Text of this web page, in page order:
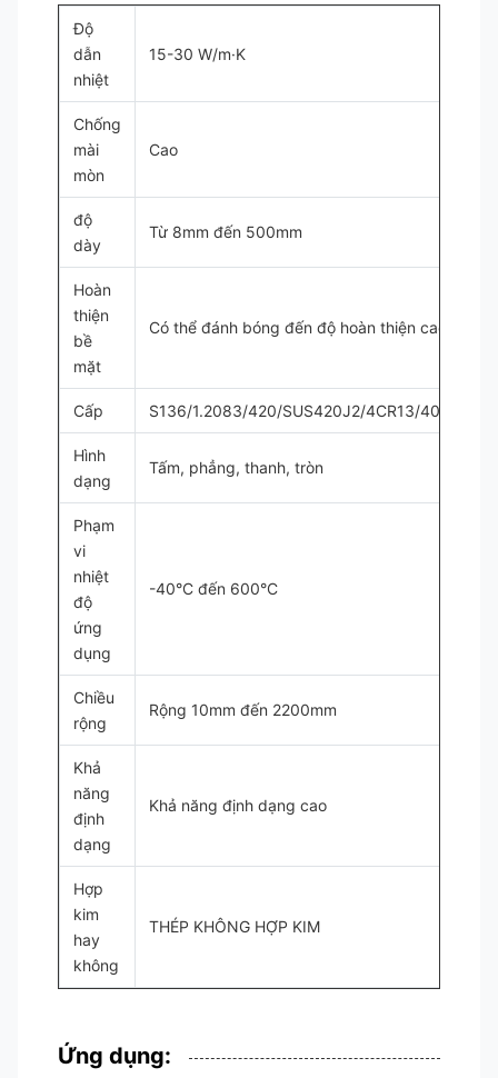
Độ
dẫn
nhiệt
15-30 W/m·K
Chống
mài
mòn
Cao
độ
dày
Từ 8mm đến 500mm
Hoàn
thiện
bề
mặt
Có thể đánh bóng đến độ hoàn thiện cao
Cấp S136/1.2083/420/SUS420J2/4CR13/40CR14
Hình
dạng
Tấm, phẳng, thanh, tròn
Phạm
vi
nhiệt
độ
ứng
dụng
-40°C đến 600°C
Chiều
rộng
Rộng 10mm đến 2200mm
Khả
năng
định
dạng
Khả năng định dạng cao
Hợp
kim
hay
không
THÉP KHÔNG HỢP KIM
Ứng dụng: